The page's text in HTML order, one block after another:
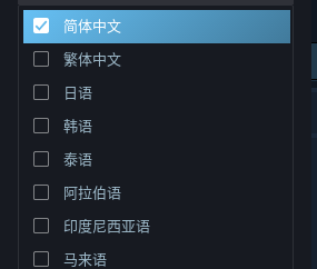
客服
更改语言
获取 Steam 手机应用
查看桌面版网站
简体中文
繁体中文
日语
韩语
泰语
阿拉伯语
印度尼西亚语
马来语
排序依据 相关性
3 个匹配的搜索结果。